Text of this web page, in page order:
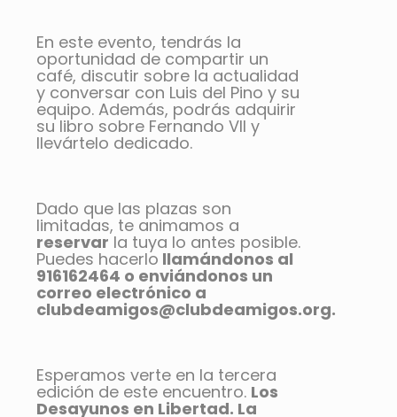
En este evento, tendrás la
oportunidad de compartir un
café, discutir sobre la actualidad
y conversar con Luis del Pino y su
equipo. Además, podrás adquirir
su libro sobre Fernando VII y
llevártelo dedicado.
Dado que las plazas son
limitadas, te animamos a
reservar la tuya lo antes posible.
Puedes hacerlo llamándonos al
916162464 o enviándonos un
correo electrónico a
clubdeamigos@clubdeamigos.org.
Esperamos verte en la tercera
edición de este encuentro. Los
Desayunos en Libertad. La